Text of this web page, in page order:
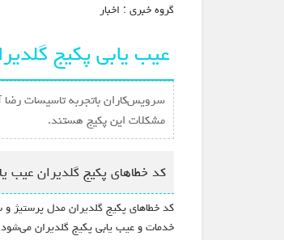
گروه خبري : اخبار
عیب یابی پکیج
سرویس‌کاران باتجربه تاسیسات
مشکلات این پکیج هستند.
کد خطاهای پکیج گلدیران عیب
کد خطاهای پکیج گلدیران مدل پرستیژ
خدمات و عیب یابی پکیج گلدیران